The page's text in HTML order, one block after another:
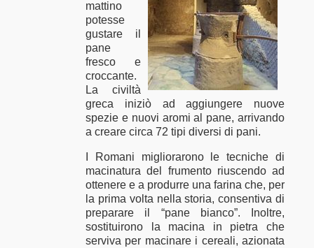
mattino
potesse
gustare il
pane
fresco e
croccante.
La civiltà
greca iniziò ad aggiungere nuove
spezie e nuovi aromi al pane, arrivando
a creare circa 72 tipi diversi di pani.
I Romani migliorarono le tecniche di
macinatura del frumento riuscendo ad
ottenere e a produrre una farina che, per
la prima volta nella storia, consentiva di
preparare il “pane bianco”. Inoltre,
sostituirono la macina in pietra che
serviva per macinare i cereali, azionata